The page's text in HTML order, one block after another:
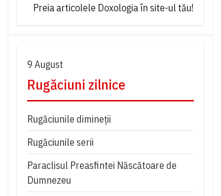
Preia articolele Doxologia în site-ul tău!
9 August
Rugăciuni zilnice
Rugăciunile dimineții
Rugăciunile serii
Paraclisul Preasfintei Născătoare de
Dumnezeu